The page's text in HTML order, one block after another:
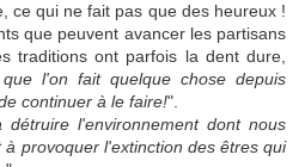
ce qui ne fait pas que des heureux !
que peuvent avancer les partisans
traditions ont parfois la dent dure,
l'on fait quelque chose depuis
continuer à le faire!".
l'environnement dont nous
provoquer l'extinction des êtres qui